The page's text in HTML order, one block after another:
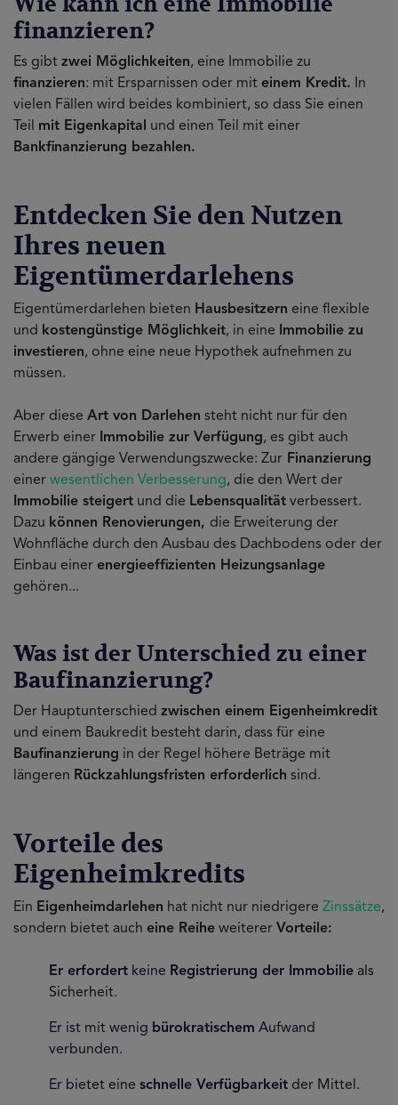
finanzieren?
Es gibt zwei Möglichkeiten, eine Immobilie zu
finanzieren: mit Ersparnissen oder mit einem Kredit. In
vielen Fällen wird beides kombiniert, so dass Sie einen
Teil mit Eigenkapital
und einen Teil mit einer
Bankfinanzierung bezahlen.
Entdecken Sie den Nutzen
Ihres neuen
Eigentümerdarlehens
Eigentümerdarlehen bieten Hausbesitzern eine flexible
und kostengünstige Möglichkeit, in eine
Immobilie zu
investieren, ohne eine neue Hypothek aufnehmen zu
müssen.
Aber diese Art von Darlehen steht nicht nur für den
Erwerb einer Immobilie zur Verfügung, es gibt auch
andere gängige Verwendungszwecke: Zur Finanzierung
einer wesentlichen Verbesserung, die den Wert der
Immobilie steigert und die Lebensqualität verbessert.
Dazu können Renovierungen, die Erweiterung der
Wohnfläche durch den Ausbau des Dachbodens oder der
Einbau einer energieeffizienten Heizungsanlage
gehören...
Was ist der Unterschied zu einer
Baufinanzierung?
Der Hauptunterschied zwischen einem Eigenheimkredit
und einem Baukredit besteht darin, dass für eine
Baufinanzierung in der Regel höhere Beträge mit
längeren Rückzahlungsfristen erforderlich sind.
Vorteile des
Eigenheimkredits
Ein Eigenheimdarlehen hat nicht nur niedrigere Zinssätze,
sondern bietet auch eine Reihe weiterer Vorteile:
Er erfordert keine Registrierung der Immobilie als
Sicherheit.
Er ist mit wenig bürokratischem Aufwand
verbunden.
Er bietet eine schnelle Verfügbarkeit der Mittel.